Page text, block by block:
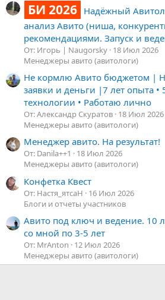
БИ 2026 Надёжный
анализ Авито (ниша,
рекомендациями. Запуск и
От: Игорь | Naugorsky 18 Июл 2026
Менеджеры авито (авитологи)
Не кормлю Авито бюджетом |
заявки и деньги |7 лет опыта •
технологии • Работаю лично
От: Александр Скуратов 18 Июл 2026
Менеджеры авито (авитологи)
Менеджер авито. На результат!
От: Danila++1
18 Июл 2026
Менеджеры авито (авитологи)
Конфетка Квест
От: Настя_ятсаН
16 Июл 2026
Блоги и отчеты участников
Авито под ключ и ведение. 10
со мной по 3-5 лет
От: MrAnton
12 Июл 2026
Менеджеры авито (авитологи)